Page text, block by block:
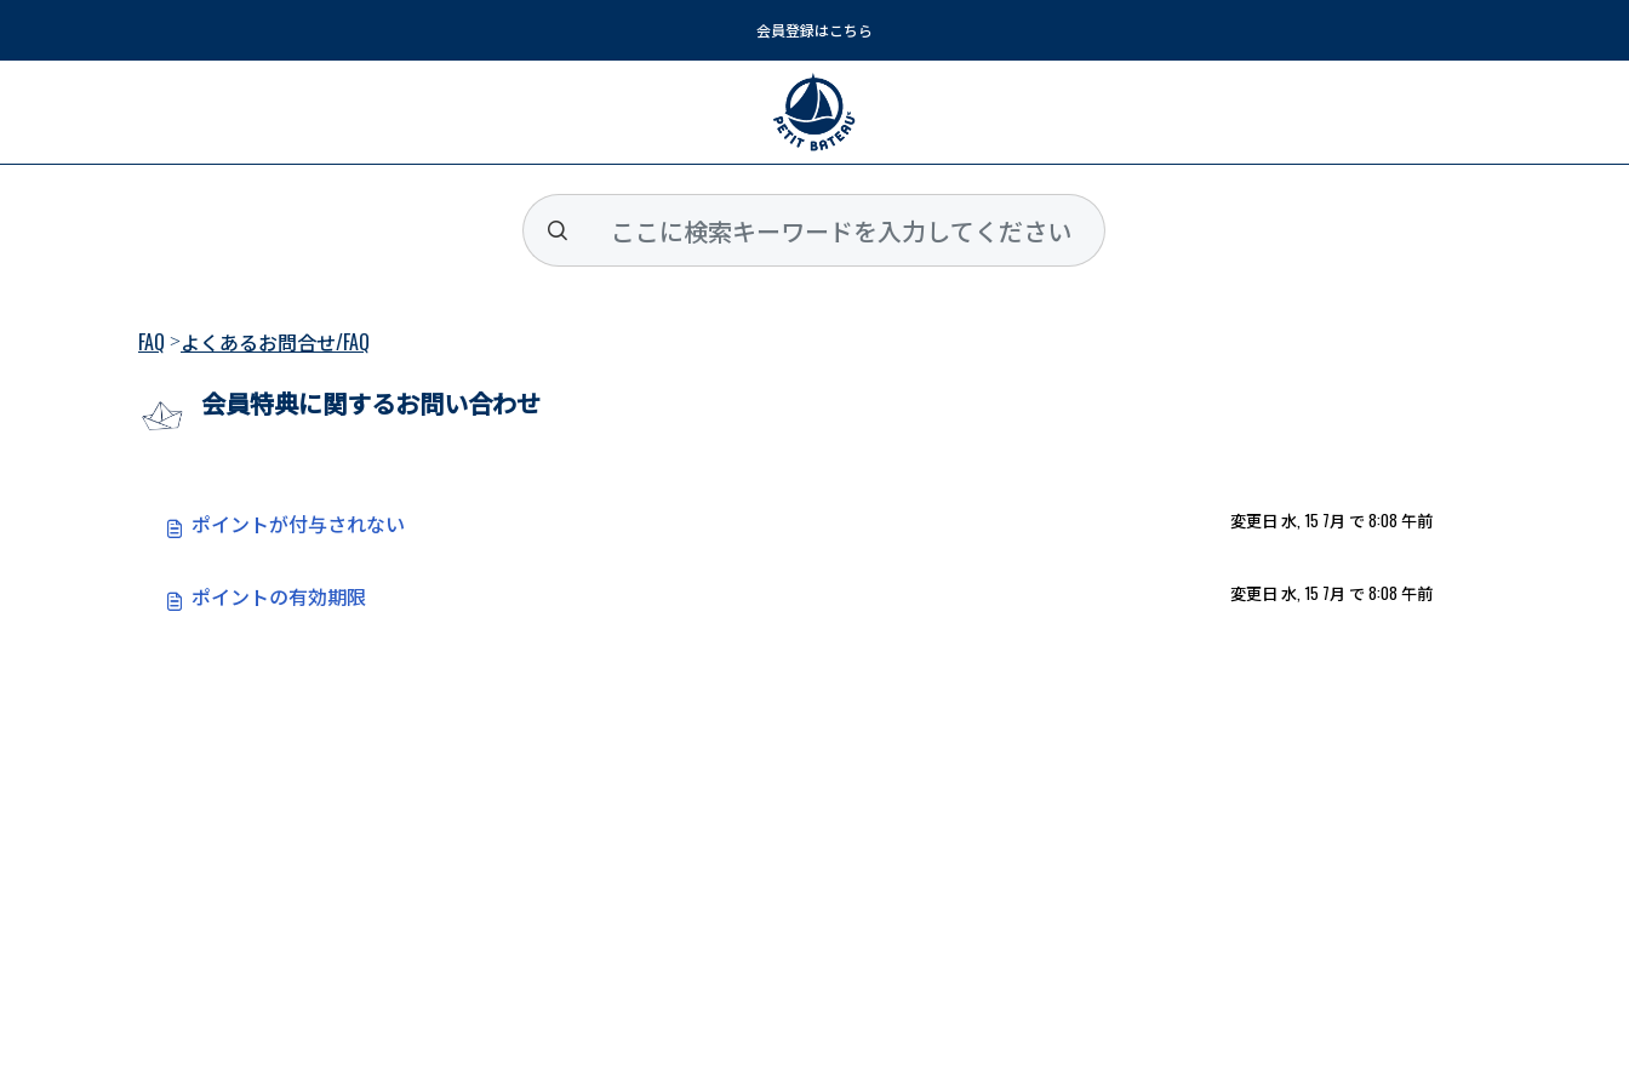
会員登録はこちら
FAQ よくあるお問合せ/FAQ
会員特典に関するお問い合わせ
ポイントが付与されない 変更日 水, 15 7月 で 8:08 午前
ポイントの有効期限 変更日 水, 15 7月 で 8:08 午前